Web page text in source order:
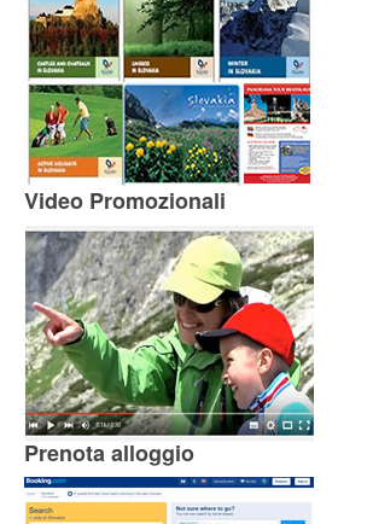
Video Promozionali
Prenota alloggio